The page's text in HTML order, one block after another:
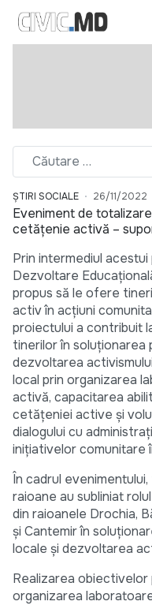
ȘTIRI SOCIALE 26/11/2022
Eveniment de
cetățenie activă –
Prin intermediul
Dezvoltare
propus să le ofere
activ în acțiuni
proiectului a contribuit
tinerilor în soluționarea
dezvoltarea
local prin organizarea
activă, capacitarea
cetățeniei active și
dialogului cu
inițiativelor comunitare
În cadrul
raioane au subliniat
din raioanele Drochia,
și Cantemir în
locale și dezvoltarea
Realizarea obiectivelor
organizarea